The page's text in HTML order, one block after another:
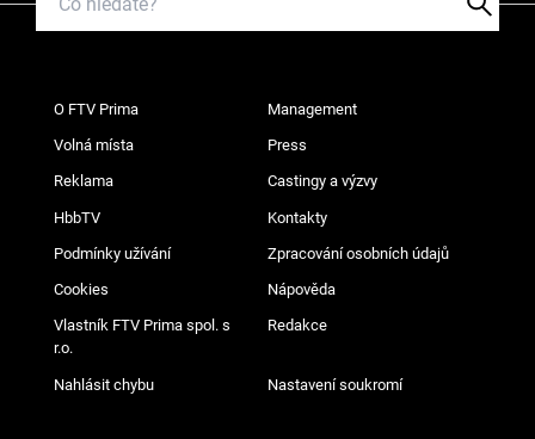
O FTV Prima Management
Volná místa Press
Reklama Castingy a výzvy
HbbTV Kontakty
Podmínky užívání Zpracování osobních údajů
Cookies Nápověda
Vlastník FTV Prima spol. s
r.o.
Redakce
Nahlásit chybu Nastavení soukromí